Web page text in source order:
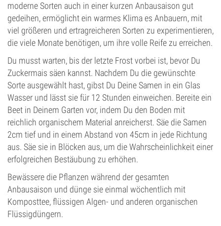
moderne Sorten auch in einer kurzen Anbausaison gut
gedeihen, ermöglicht ein warmes Klima es Anbauern, mit
viel größeren und ertragreicheren Sorten zu experimentieren,
die viele Monate benötigen, um ihre volle Reife zu erreichen.
Du musst warten, bis der letzte Frost vorbei ist, bevor Du
Zuckermais säen kannst. Nachdem Du die gewünschte
Sorte ausgewählt hast, gibst Du Deine Samen in ein Glas
Wasser und lässt sie für 12 Stunden einweichen. Bereite ein
Beet in Deinem Garten vor, indem Du den Boden mit
reichlich organischem Material anreicherst. Säe die Samen
2cm tief und in einem Abstand von 45cm in jede Richtung
aus. Säe sie in Blöcken aus, um die Wahrscheinlichkeit einer
erfolgreichen Bestäubung zu erhöhen.
Bewässere die Pflanzen während der gesamten
Anbausaison und dünge sie einmal wöchentlich mit
Komposttee, flüssigen Algen- und anderen organischen
Flüssigdüngern.